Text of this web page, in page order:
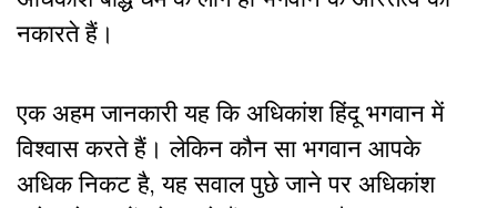
नकारते हैं।
एक अहम जानकारी यह कि अधिकांश हिंदू भगवान में
विश्वास करते हैं। लेकिन कौन सा भगवान आपके
अधिक निकट है, यह सवाल पुछे जाने पर अधिकांश